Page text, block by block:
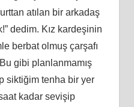
atılan bir arkadaş
dedim. Kız kardeşinin
berbat olmuş çarşafı
gibi planlanmamış
siktiğim tenha bir yer
kadar sevişip